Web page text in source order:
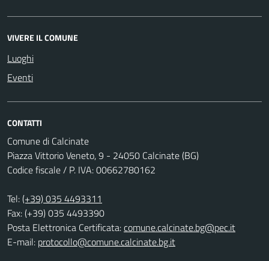
VIVERE IL COMUNE
Luoghi
Eventi
CONTATTI
Comune di Calcinate
Piazza Vittorio Veneto, 9 - 24050 Calcinate (BG)
Codice fiscale / P. IVA: 00662780162
Tel:(+39) 035 4493311
Fax: (+39) 035 4493390
Posta Elettronica Certificata:comune.calcinate.bg@pec.it
E-mail: protocollo@comune.calcinate.bg.it